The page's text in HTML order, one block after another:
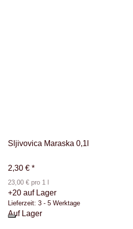
Sljivovica Maraska 0,1l
2,30 € *
23,00 € pro 1 l
+20 auf Lager
Lieferzeit: 3 - 5 Werktage
Auf Lager